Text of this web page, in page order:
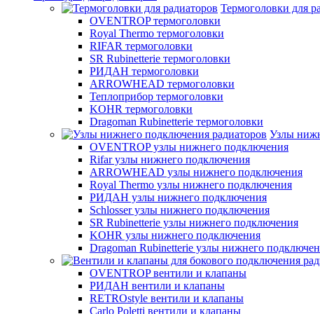
Термоголовки для
OVENTROP термоголовки
Royal Thermo термоголовки
RIFAR термоголовки
SR Rubinetterie термоголовки
РИДАН термоголовки
ARROWHEAD термоголовки
Теплоприбор термоголовки
KOHR термоголовки
Dragoman Rubinetterie термоголовки
Узлы
OVENTROP узлы нижнего подключения
Rifar узлы нижнего подключения
ARROWHEAD узлы нижнего подключения
Royal Thermo узлы нижнего подключения
РИДАН узлы нижнего подключения
Schlosser узлы нижнего подключения
SR Rubinetterie узлы нижнего подключения
KOHR узлы нижнего подключения
Dragoman Rubinetterie узлы нижнего
OVENTROP вентили и клапаны
РИДАН вентили и клапаны
RETROstyle вентили и клапаны
Carlo Poletti вентили и клапаны